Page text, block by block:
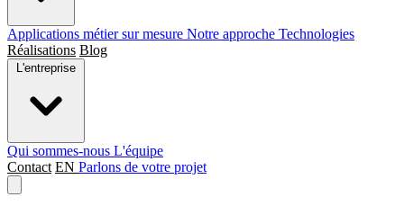
Applications métier sur mesure Notre approche Technologies
Réalisations Blog
Qui sommes-nous L'équipe
Contact EN Parlons de votre projet